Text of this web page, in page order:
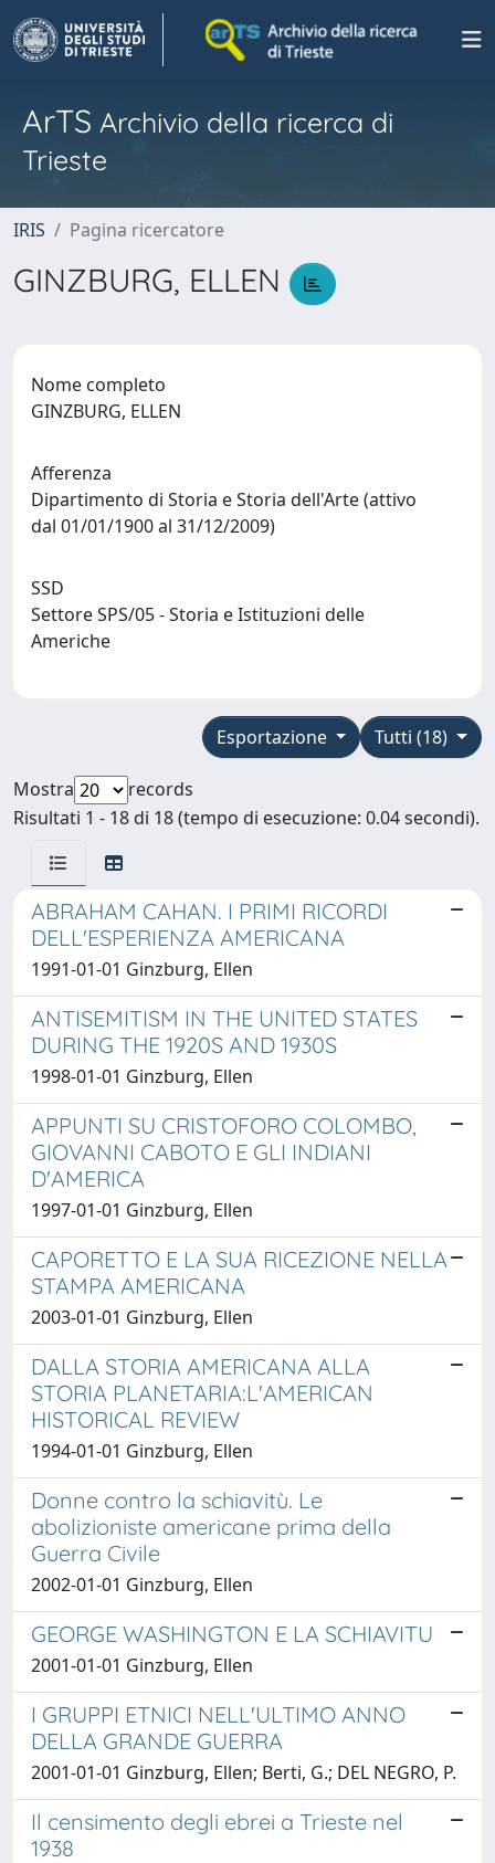
ArTS Archivio della ricerca di
Trieste
IRIS Pagina ricercatore
GINZBURG, ELLEN
Nome completo
GINZBURG, ELLEN
Afferenza
Dipartimento di Storia e Storia dell'Arte (attivo
dal 01/01/1900 al 31/12/2009)
SSD
Settore SPS/05 - Storia e Istituzioni delle
Americhe
Tutti (18)
Esportazione
Mostra
records
Risultati 1 - 18 di 18 (tempo di esecuzione: 0.04 secondi).
ABRAHAM CAHAN. I PRIMI RICORDI
DELL'ESPERIENZA AMERICANA
1991-01-01 Ginzburg, Ellen
ANTISEMITISM IN THE UNITED STATES
DURING THE 1920S AND 1930S
1998-01-01 Ginzburg, Ellen
APPUNTI SU CRISTOFORO COLOMBO,
GIOVANNI CABOTO E GLI INDIANI
D'AMERICA
1997-01-01 Ginzburg, Ellen
CAPORETTO E LA SUA RICEZIONE NELLA
STAMPA AMERICANA
2003-01-01 Ginzburg, Ellen
DALLA STORIA AMERICANA ALLA
STORIA PLANETARIA:L'AMERICAN
HISTORICAL REVIEW
1994-01-01 Ginzburg, Ellen
Donne contro la schiavitù. Le
abolizioniste americane prima della
Guerra Civile
2002-01-01 Ginzburg, Ellen
GEORGE WASHINGTON E LA SCHIAVITU
2001-01-01 Ginzburg, Ellen
I GRUPPI ETNICI NELL'ULTIMO ANNO
DELLA GRANDE GUERRA
2001-01-01 Ginzburg, Ellen; Berti, G.; DEL NEGRO, P.
Il censimento degli ebrei a Trieste nel
1938